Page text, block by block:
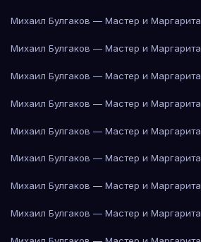
Михаил Булгаков — Мастер и Маргарита
Михаил Булгаков — Мастер и Маргарита
Михаил Булгаков — Мастер и Маргарита
Михаил Булгаков — Мастер и Маргарита
Михаил Булгаков — Мастер и Маргарита
Михаил Булгаков — Мастер и Маргарита
Михаил Булгаков — Мастер и Маргарита
Михаил Булгаков — Мастер и Маргарита